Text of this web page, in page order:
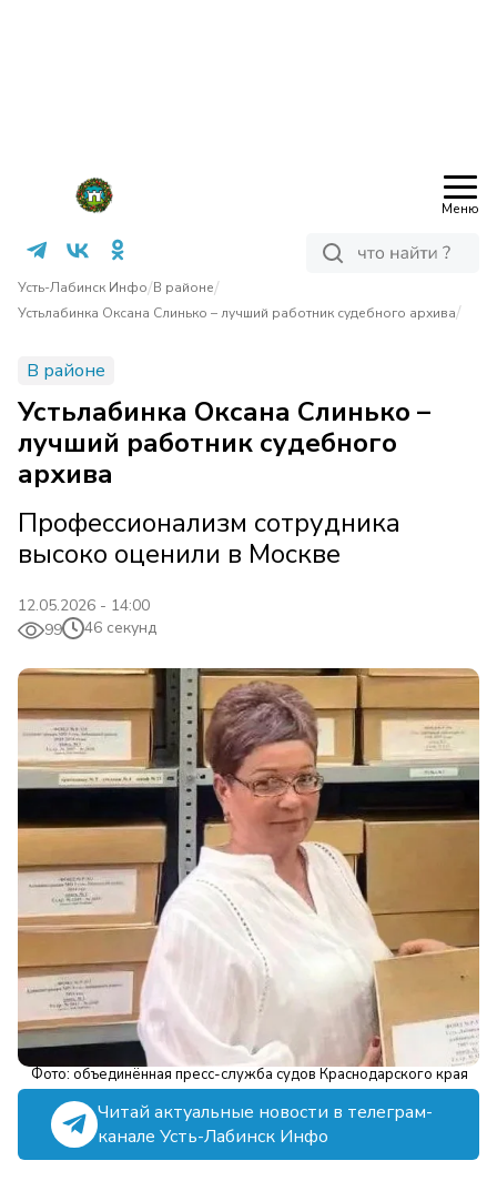
Меню
Усть-Лабинск Инфо/В районе/
Устьлабинка Оксана Слинько – лучший работник судебного архива/
В районе
Устьлабинка Оксана Слинько –
лучший работник судебного
архива
Профессионализм сотрудника
высоко оценили в Москве
12.05.2026 - 14:00
99
46 секунд
Фото: объединённая пресс-служба судов Краснодарского края
Читай актуальные новости в телеграм-
канале Усть-Лабинск Инфо